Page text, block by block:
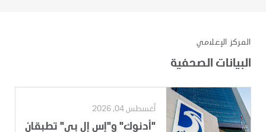
المركز الإعلامي
البيانات الصحفية
أغسطس 04, 2026
"أدنوك" و"إس إل بي" تطبقان